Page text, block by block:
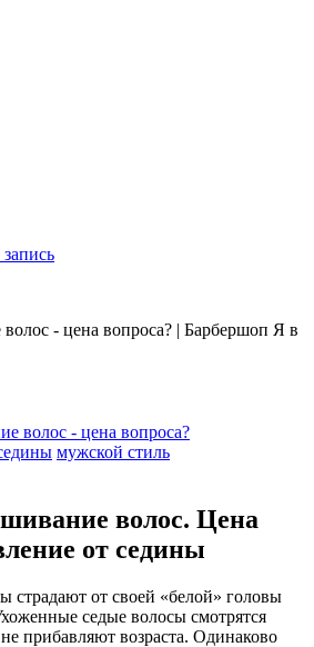
- цена вопроса? | Барбершоп Я в
мужской стиль
волос. Цена
от седины
от своей «белой» головы
седые волосы смотрятся
прибавляют возраста. Одинаково